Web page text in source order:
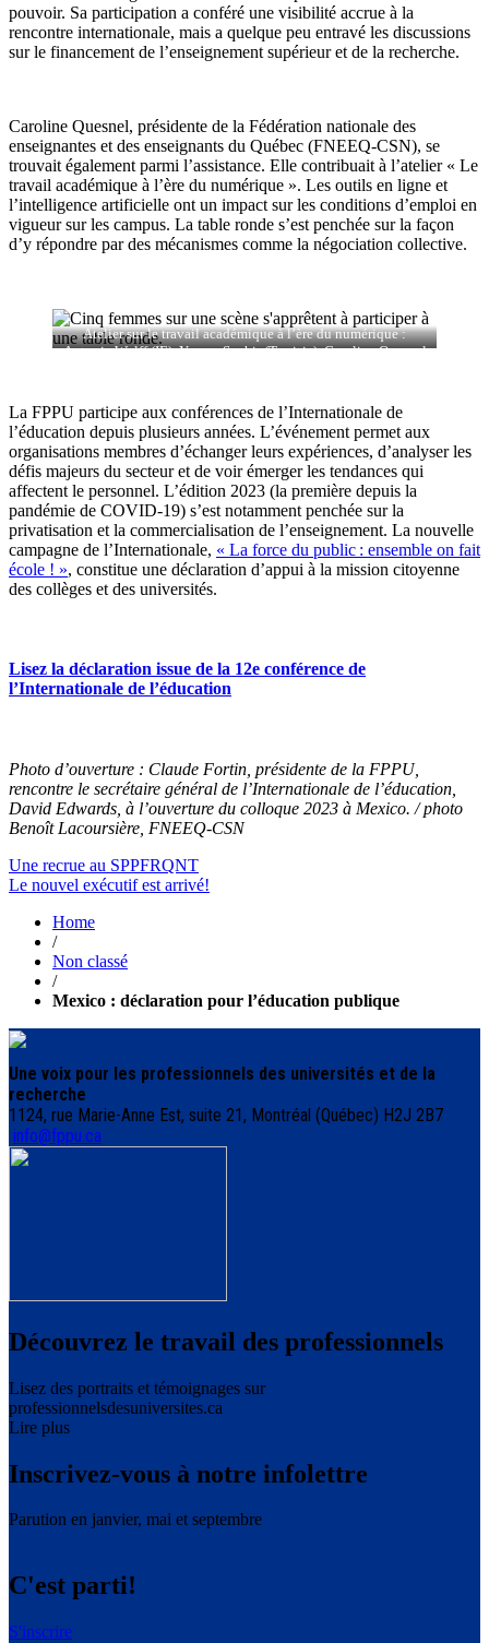
pouvoir. Sa participation a conféré une visibilité accrue à la
rencontre internationale, mais a quelque peu entravé les discussions
sur le financement de l’enseignement supérieur et de la recherche.
Caroline Quesnel, présidente de la Fédération nationale des
enseignantes et des enseignants du Québec (FNEEQ-CSN), se
trouvait également parmi l’assistance. Elle contribuait à l’atelier « Le
travail académique à l’ère du numérique ». Les outils en ligne et
l’intelligence artificielle ont un impact sur les conditions d’emploi en
vigueur sur les campus. La table ronde s’est penchée sur la façon
d’y répondre par des mécanismes comme la négociation collective.
Atelier sur le travail académique à l’ère du numérique :
Antonia Wulff (IE), Yousra Seghir (Tunisie), Caroline Quesnel
La FPPU participe aux conférences de l’Internationale de
l’éducation depuis plusieurs années. L’événement permet aux
organisations membres d’échanger leurs expériences, d’analyser les
défis majeurs du secteur et de voir émerger les tendances qui
affectent le personnel. L’édition 2023 (la première depuis la
pandémie de COVID-19) s’est notamment penchée sur la
privatisation et la commercialisation de l’enseignement. La nouvelle
campagne de l’Internationale, « La force du public : ensemble on fait
école ! », constitue une déclaration d’appui à la mission citoyenne
des collèges et des universités.
Lisez la déclaration issue de la 12e conférence de
l’Internationale de l’éducation
Photo d’ouverture : Claude Fortin, présidente de la FPPU,
rencontre le secrétaire général de l’Internationale de l’éducation,
David Edwards, à l’ouverture du colloque 2023 à Mexico. / photo
Benoît Lacoursière, FNEEQ-CSN
Navigation
de
l'article
Une recrue au SPPFRQNT
Le nouvel exécutif est arrivé!
Home
/
Non classé
/
Mexico : déclaration pour l’éducation publique
Une voix pour les professionnels des universités et de la
recherche
1124, rue Marie-Anne Est, suite 21, Montréal (Québec) H2J 2B7
info@fppu.ca
Découvrez le travail des professionnels
Lisez des portraits et témoignages sur
professionnelsdesuniversites.ca
Lire plus
Inscrivez-vous à notre infolettre
Parution en janvier, mai et septembre
C'est parti!
S'inscrire